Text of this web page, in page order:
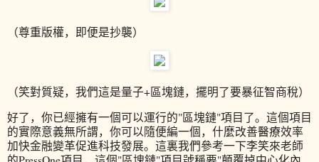
（尊重版權，即便是抄襲）
（笑對質疑，我們這是量子+區塊鏈，擺明了要暴征智商稅）
好了，你已經擁有一個可以運行的"區塊鏈"項目了。這個項目
的實際意義無所謂，你可以隨便編一個，什麼改善醫療效率
加快金融變革促進科技發展。這裏我們參考一下李笑來老師